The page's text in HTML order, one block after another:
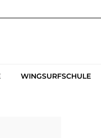
WINGSURFSCHULE